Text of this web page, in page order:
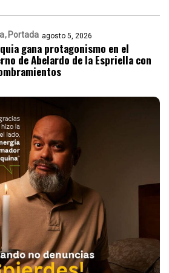
Portada agosto 5, 2026
gana protagonismo en el
de Abelardo de la Espriella con